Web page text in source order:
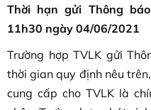
Thời hạn gửi Thông
11h30 ngày 04/06/2021
Trường hợp TVLK gửi
thời gian quy định nêu
cung cấp cho TVLK là